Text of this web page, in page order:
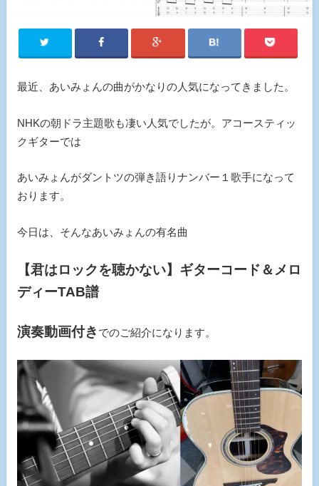
最近、あいみょんの曲がかなりの人気になってきました。
NHKの朝ドラ主題歌も凄い人気でしたが。アコースティッ
クギターでは
あいみょんがダントツの弾き語りナンバー１歌手になって
おります。
今日は、そんなあいみょんの有名曲
【君はロックを聴かない】ギターコード＆メロ
ディーTAB譜
演奏動画付き でのご紹介になります。